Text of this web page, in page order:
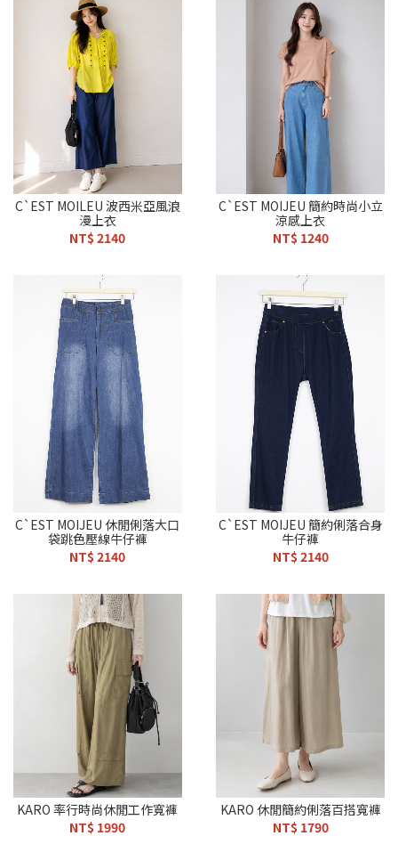
C`EST MOILEU 波西米亞風浪
漫上衣
NT$ 2140
C`EST MOIJEU 簡約時尚小立
涼感上衣
NT$ 1240
C`EST MOIJEU 休閒俐落大口
袋跳色壓線牛仔褲
NT$ 2140
C`EST MOIJEU 簡約俐落合身
牛仔褲
NT$ 2140
KARO 率行時尚休閒工作寬褲
NT$ 1990
KARO 休閒簡約俐落百搭寬褲
NT$ 1790